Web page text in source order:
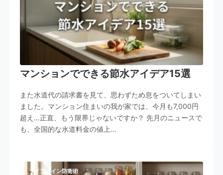
マンションでできる節水アイデア15選
また水道代の請求書を見て、思わずため息をついてしまい
ました。マンション住まいの我が家では、今月も7,000円
超え…正直、もう限界じゃないですか？ 先月のニュースで
も、全国的な水道料金の値上…
ライフライン防衛術